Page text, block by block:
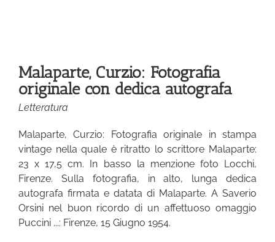
Malaparte, Curzio: Fotografia
originale con dedica autografa
Letteratura
Malaparte, Curzio: Fotografia originale in stampa
vintage nella quale è ritratto lo scrittore Malaparte:
23 x 17,5 cm. In basso la menzione foto Locchi,
Firenze. Sulla fotografia, in alto, lunga dedica
autografa firmata e datata di Malaparte. A Saverio
Orsini nel buon ricordo di un affettuoso omaggio
Puccini ...: Firenze, 15 Giugno 1954.